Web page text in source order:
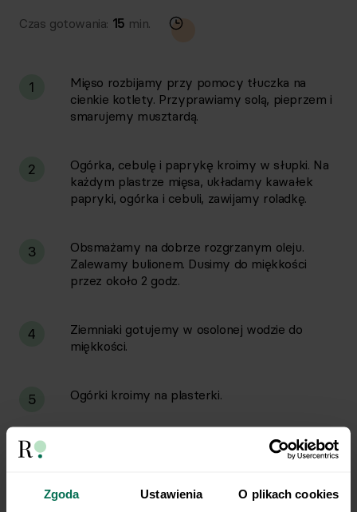
Zgoda Ustawienia O plikach cookies
Czas gotowania: 15 min.
1
Mięso rozbijamy przy pomocy tłuczka na
cienkie kotlety. Przyprawiamy solą, pieprzem i
smarujemy musztardą.
2
Ogórka, cebulę i paprykę kroimy w słupki. Na
każdym plastrze mięsa, układamy kawałek
papryki, ogórka i cebuli, zawijamy roladkę.
3
Obsmażamy na dobrze rozgrzanym oleju.
Zalewamy bulionem. Dusimy do miękkości
przez około 2 godz.
4
Ziemniaki gotujemy w osolonej wodzie do
miękkości.
5 Ogórki kroimy na plasterki.
6 Na talerzu układamy mięso, ziemniaki i ogórki.